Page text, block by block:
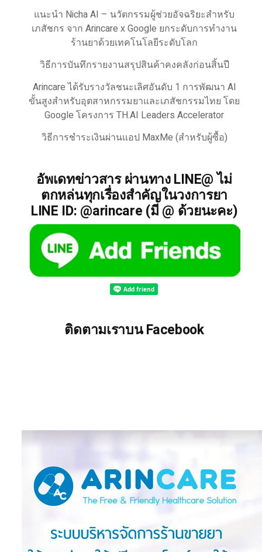
แนะนำ Nicha AI – นวัตกรรมผู้ช่วยอัจฉริยะสำหรับ
เภสัชกร จาก Arincare x Google ยกระดับการทำงาน
ร้านยาด้วยเทคโนโลยีระดับโลก
วิธีการบันทึกรายงานสรุปสินค้าคงคลังก่อนสิ้นปี
Arincare ได้รับรางวัลชนะเลิศอันดับ 1 การพัฒนา AI
ขั้นสูงสำหรับอุตสาหกรรมยาและเภสัชกรรมไทย โดย
Google โครงการ TH.AI Leaders Accelerator
วิธีการชำระเงินผ่านแอป MaxMe (สำหรับผู้ซื้อ)
อัพเดทข่าวสาร ผ่านทาง LINE@ ไม่
ตกหล่นทุกเรื่องสำคัญในวงการยา
LINE ID: @arincare (มี @ ด้วยนะคะ)
ติดตามเราบน Facebook